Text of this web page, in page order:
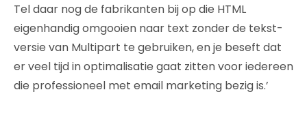
Tel daar nog de fabrikanten bij op die HTML
eigenhandig omgooien naar text zonder de tekst-
versie van Multipart te gebruiken, en je beseft dat
er veel tijd in optimalisatie gaat zitten voor iedereen
die professioneel met email marketing bezig is.’